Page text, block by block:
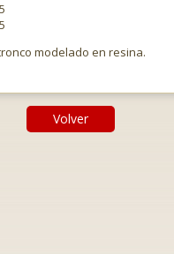
modelado en resina.
Volver